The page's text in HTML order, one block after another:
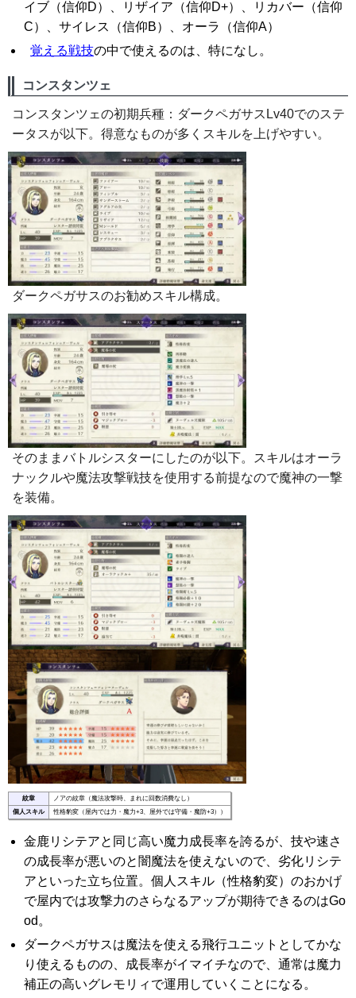
イブ（信仰D）、リザイア（信仰D+）、リカバー（信仰
C）、サイレス（信仰B）、オーラ（信仰A）
覚える戦技の中で使えるのは、特になし。
コンスタンツェ
コンスタンツェの初期兵種：ダークペガサスLv40でのステ
ータスが以下。得意なものが多くスキルを上げやすい。
ダークペガサスのお勧めスキル構成。
そのままバトルシスターにしたのが以下。スキルはオーラ
ナックルや魔法攻撃戦技を使用する前提なので魔神の一撃
を装備。
紋章
ノアの紋章（魔法攻撃時、まれに回数消費なし）
個人スキル
性格豹変（屋内では力・魔力+3、屋外では守備・魔防+3））
金鹿リシテアと同じ高い魔力成長率を誇るが、技や速さ
の成長率が悪いのと闇魔法を使えないので、劣化リシテ
アといった立ち位置。個人スキル（性格豹変）のおかげ
で屋内では攻撃力のさらなるアップが期待できるのはGo
od。
ダークペガサスは魔法を使える飛行ユニットとしてかな
り使えるものの、成長率がイマイチなので、通常は魔力
補正の高いグレモリィで運用していくことになる。